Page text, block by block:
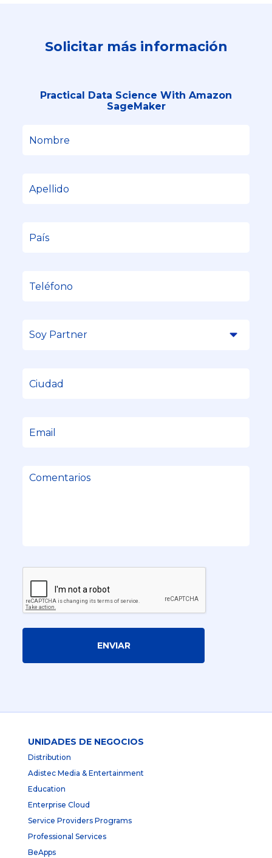
Solicitar más información
Practical Data Science With Amazon
SageMaker
ENVIAR
UNIDADES DE NEGOCIOS
Distribution
Adistec Media & Entertainment
Education
Enterprise Cloud
Service Providers Programs
Professional Services
BeApps